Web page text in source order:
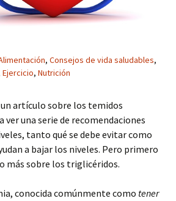
, Consejos de vida saludables,
Ejercicio, Nutrición
artículo sobre los temidos
ver una serie de recomendaciones
tanto qué se debe evitar como
a bajar los niveles. Pero primero
más sobre los triglicéridos.
conocida comúnmente como tener